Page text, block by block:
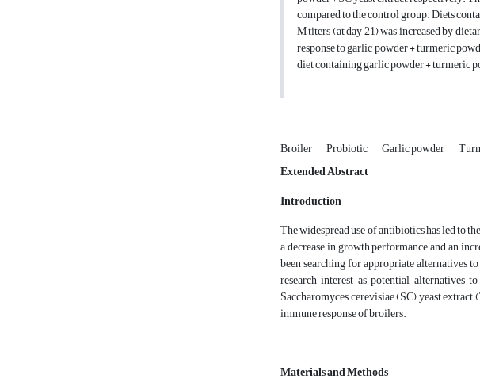
compared to the control group. Diets
M titers (at day 21) was increased by
response to garlic powder + turmeric
diet containing garlic powder + turmeric
Broiler Probiotic Garlic powder
Extended Abstract
Introduction
The widespread use of antibiotics has led to
a decrease in growth performance and an
been searching for appropriate alternatives
research interest as potential alternatives
Saccharomyces cerevisiae (SC) yeast
immune response of broilers.
Materials and Methods